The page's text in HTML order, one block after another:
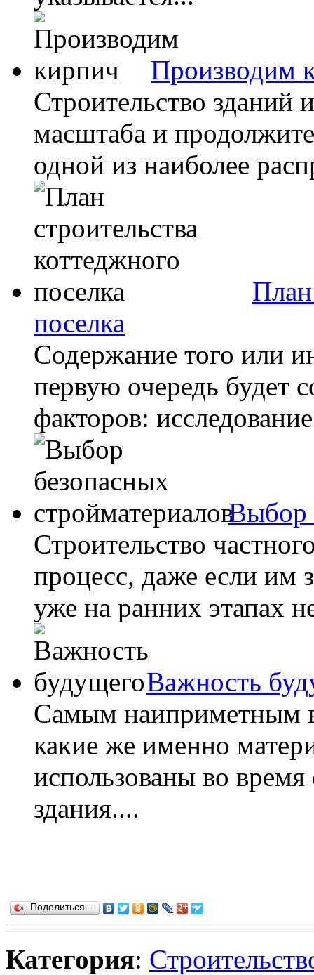
Производим
Строительство зданий
масштаба и
одной из наиболее
План
поселка
Содержание того или
первую очередь будет
факторов:
Выбор
Строительство
процесс, даже если им
уже на ранних этапах
Важность
Самым наиприметным в
какие же именно
использованы во
здания....
Поделиться…
Категория: